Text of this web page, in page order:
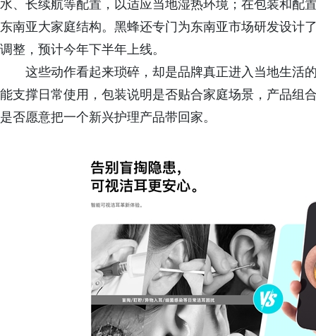
水、长续航等配置，以适应当地湿热环境；在包装和配
东南亚大家庭结构。黑蜂还专门为东南亚市场研发设计
调整，预计今年下半年上线。
这些动作看起来琐碎，却是品牌真正进入当地生活
能支撑日常使用，包装说明是否贴合家庭场景，产品组
是否愿意把一个新兴护理产品带回家。